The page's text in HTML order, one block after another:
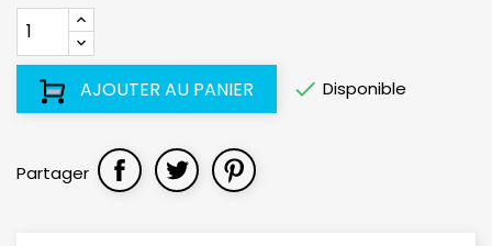
AJOUTER AU PANIER  Disponible
Partager